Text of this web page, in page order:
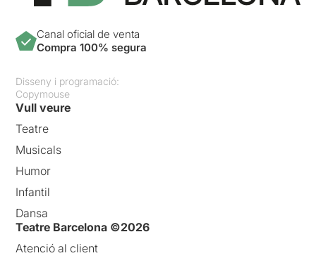
Canal oficial de venta
Compra 100% segura
Disseny i programació:
Copymouse
Vull veure
Teatre
Musicals
Humor
Infantil
Dansa
Teatre Barcelona ©2026
Atenció al client